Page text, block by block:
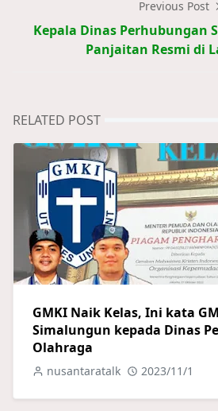
Previous Post
Kepala Dinas Perhubungan
Panjaitan Resmi di
RELATED POST
GMKI Naik Kelas, Ini kata
Simalungun kepada Dinas
Olahraga
nusantaratalk 2023/11/1